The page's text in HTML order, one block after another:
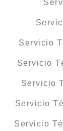
Servicio
Servicio
Servicio
Servicio
Servicio